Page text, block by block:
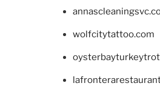
wolfcitytattoo.com